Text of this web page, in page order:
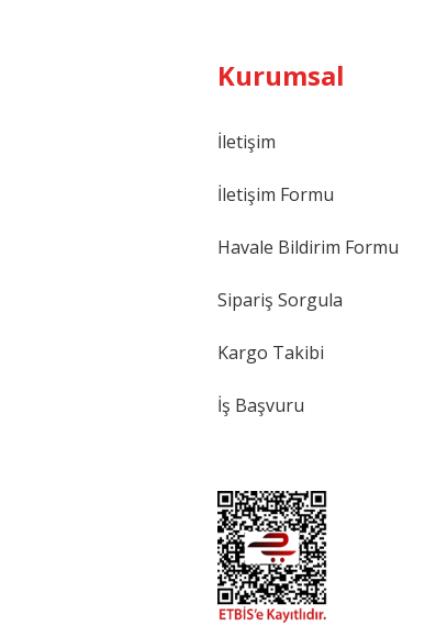
Kurumsal
İletişim
İletişim Formu
Havale Bildirim Formu
Sipariş Sorgula
Kargo Takibi
İş Başvuru